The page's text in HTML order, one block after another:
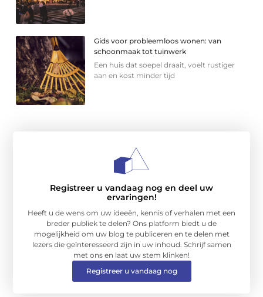
Gids voor probleemloos wonen: van
schoonmaak tot tuinwerk
Een huis dat soepel draait, voelt rustiger
aan en kost minder tijd
Registreer u vandaag nog en deel uw
ervaringen!
Heeft u de wens om uw ideeën, kennis of verhalen met een
breder publiek te delen? Ons platform biedt u de
mogelijkheid om uw blog te publiceren en te delen met
lezers die geïnteresseerd zijn in uw inhoud. Schrijf samen
met ons en laat uw stem klinken!
Registreer u vandaag nog